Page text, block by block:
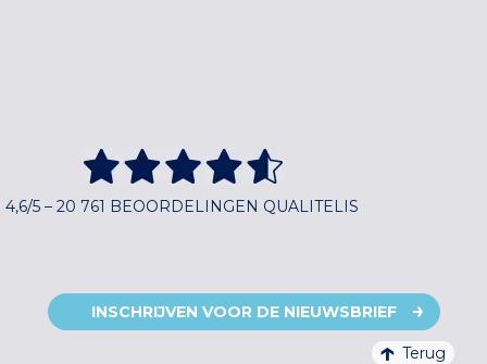
4,6/5 – 20 761 BEOORDELINGEN QUALITELIS
INSCHRIJVEN VOOR DE NIEUWSBRIEF
Terug